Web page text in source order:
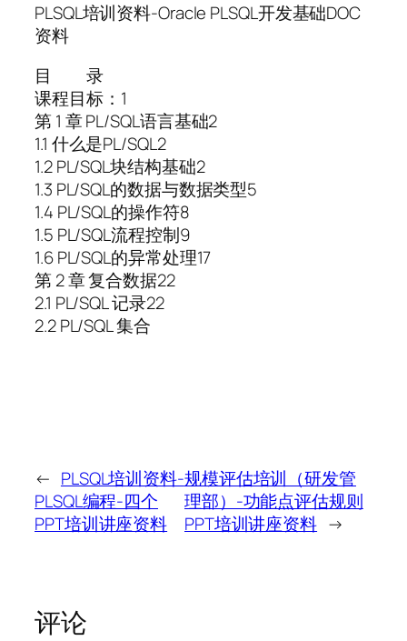
PLSQL培训资料-Oracle PLSQL开发基础DOC
资料
目 录
课程目标：1
第 1 章 PL/SQL语言基础2
1.1 什么是PL/SQL2
1.2 PL/SQL块结构基础2
1.3 PL/SQL的数据与数据类型5
1.4 PL/SQL的操作符8
1.5 PL/SQL流程控制9
1.6 PL/SQL的异常处理17
第 2 章 复合数据22
2.1 PL/SQL 记录22
2.2 PL/SQL 集合
← PLSQL培训资料-
PLSQL编程-四个
PPT培训讲座资料
规模评估培训（研发管
理部）-功能点评估规则
PPT培训讲座资料 →
评论